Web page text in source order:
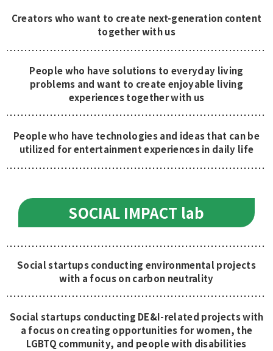
Creators who want to create next-generation content
together with us
People who have solutions to everyday living
problems and want to create enjoyable living
experiences together with us
People who have technologies and ideas that can be
utilized for entertainment experiences in daily life
SOCIAL IMPACT lab
Social startups conducting environmental projects
with a focus on carbon neutrality
Social startups conducting DE&I-related projects with
a focus on creating opportunities for women, the
LGBTQ community, and people with disabilities